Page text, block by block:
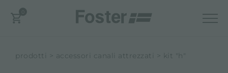
prodotti accessori canali attrezzati kit "h"